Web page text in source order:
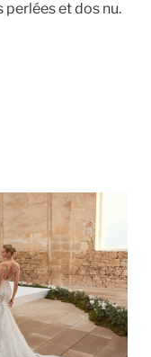
perlées et dos nu.